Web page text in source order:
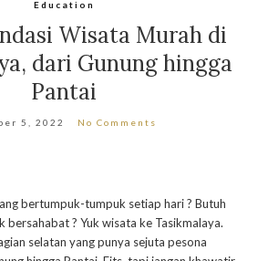
Education
Wisata Murah di
dari Gunung hingga
Pantai
5, 2022 No Comments
bertumpuk-tumpuk setiap hari ? Butuh
? Yuk wisata ke Tasikmalaya.
selatan yang punya sejuta pesona